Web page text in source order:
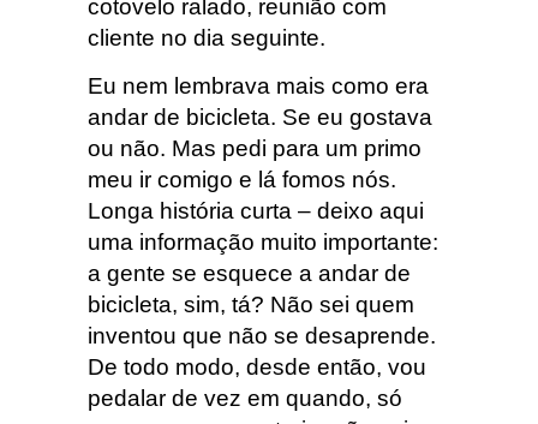
cotovelo ralado, reunião com
cliente no dia seguinte.
Eu nem lembrava mais como era
andar de bicicleta. Se eu gostava
ou não. Mas pedi para um primo
meu ir comigo e lá fomos nós.
Longa história curta – deixo aqui
uma informação muito importante:
a gente se esquece a andar de
bicicleta, sim, tá? Não sei quem
inventou que não se desaprende.
De todo modo, desde então, vou
pedalar de vez em quando, só